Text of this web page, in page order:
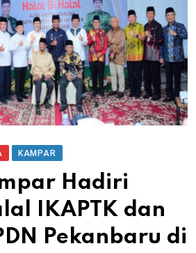
KAMPAR
Hadiri
IKAPTK dan
Pekanbaru di